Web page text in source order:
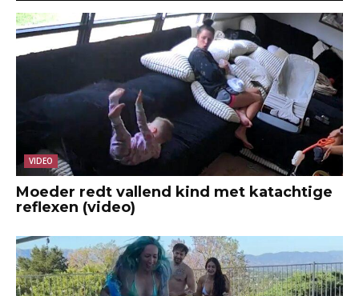
VIDEO
Moeder redt vallend kind met katachtige
reflexen (video)